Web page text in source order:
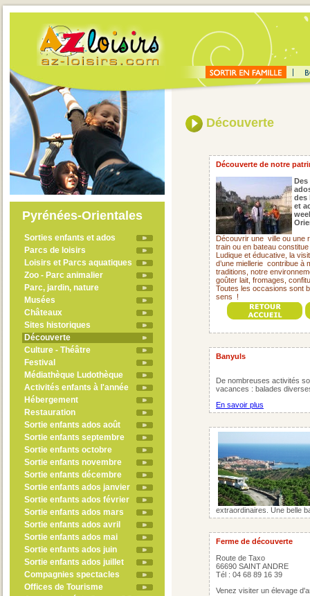
Pyrénées-Orientales
Sorties enfants et ados
Parcs de loisirs
Loisirs et Parcs aquatiques
Zoo - Parc animalier
Parc, jardin, nature
Musées
Châteaux
Sites historiques
Découverte
Culture - Théâtre
Festival
Médiathèque Ludothèque
Activités enfants à l'année
Hébergement
Restauration
Sortie enfants ados août
Sortie enfants septembre
Sortie enfants octobre
Sortie enfants novembre
Sortie enfants décembre
Sortie enfants ados janvier
Sortie enfants ados février
Sortie enfants ados mars
Sortie enfants ados avril
Sortie enfants ados mai
Sortie enfants ados juin
Sortie enfants ados juillet
Compagnies spectacles
Offices de Tourisme
Découverte
Découverte de notre
Des
des
et
Découvrir une ville ou une
train ou en bateau
Ludique et éducative, la
d’une miellerie contribue à
traditions, notre
goûter lait, fromages,
Toutes les occasions sont
sens !
Banyuls
De nombreuses activités
vacances : balades
En savoir plus
extraordinaires. Une belle
Ferme de découverte
Route de Taxo
66690 SAINT ANDRE
Tél : 04 68 89 16 39
Venez visiter un élevage